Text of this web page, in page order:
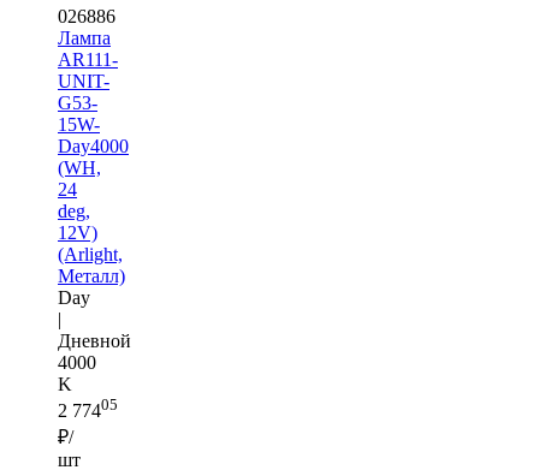
026886
Лампа
AR111-
UNIT-
G53-
15W-
Day4000
(WH,
24
deg,
12V)
(Arlight,
Металл)
Day
|
Дневной
4000
K
2 77405
₽/
шт